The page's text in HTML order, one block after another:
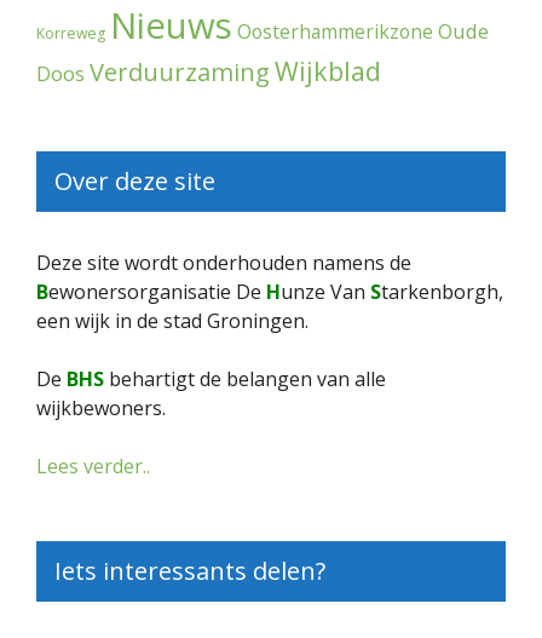
Korreweg Nieuws Oosterhammerikzone Oude
Doos VerduurzamingWijkblad
Over deze site
Deze site wordt onderhouden namens de
Bewonersorganisatie De Hunze Van Starkenborgh,
een wijk in de stad Groningen.
De BHS behartigt de belangen van alle
wijkbewoners.
Lees verder..
Iets interessants delen?